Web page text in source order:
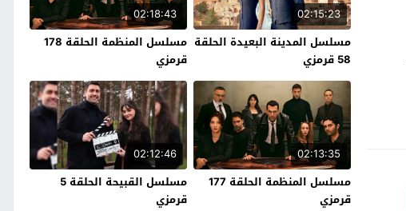
02:15:23
مسلسل المدينة البعيدة الحلقة
58 قرمزي
02:18:43
مسلسل المنظمة الحلقة 178
قرمزي
02:13:35
مسلسل المنظمة الحلقة 177
قرمزي
02:12:46
مسلسل القبيحة الحلقة 5
قرمزي